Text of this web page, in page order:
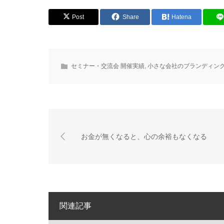
Post Share Hatena
セミナー・交流会 開催実績, 小さな会社のブランディン
お金が無くなると、心の余裕もなくなる
関連記事